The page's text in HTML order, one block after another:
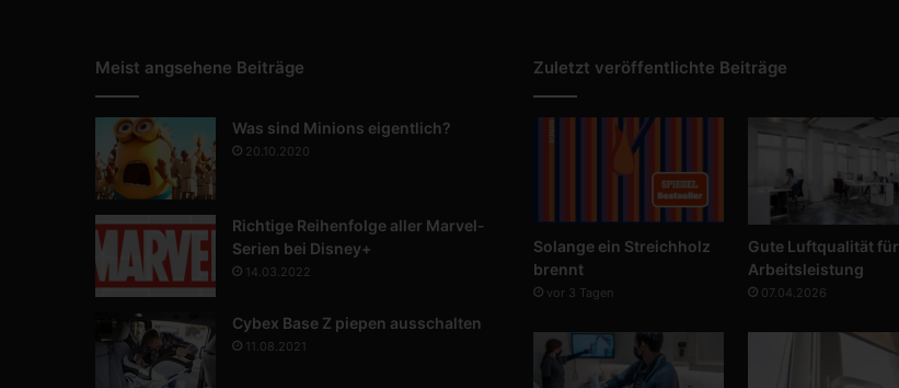
Meist angsehene Beiträge
Was sind Minions eigentlich?
20.10.2020
Richtige Reihenfolge aller Marvel-
Serien bei Disney+
14.03.2022
Cybex Base Z piepen ausschalten
11.08.2021
Zuletzt veröffentlichte Beiträge
Solange ein Streichholz
brennt
vor 3 Tagen
Gute Luftqualität für
Arbeitsleistung
07.04.2026